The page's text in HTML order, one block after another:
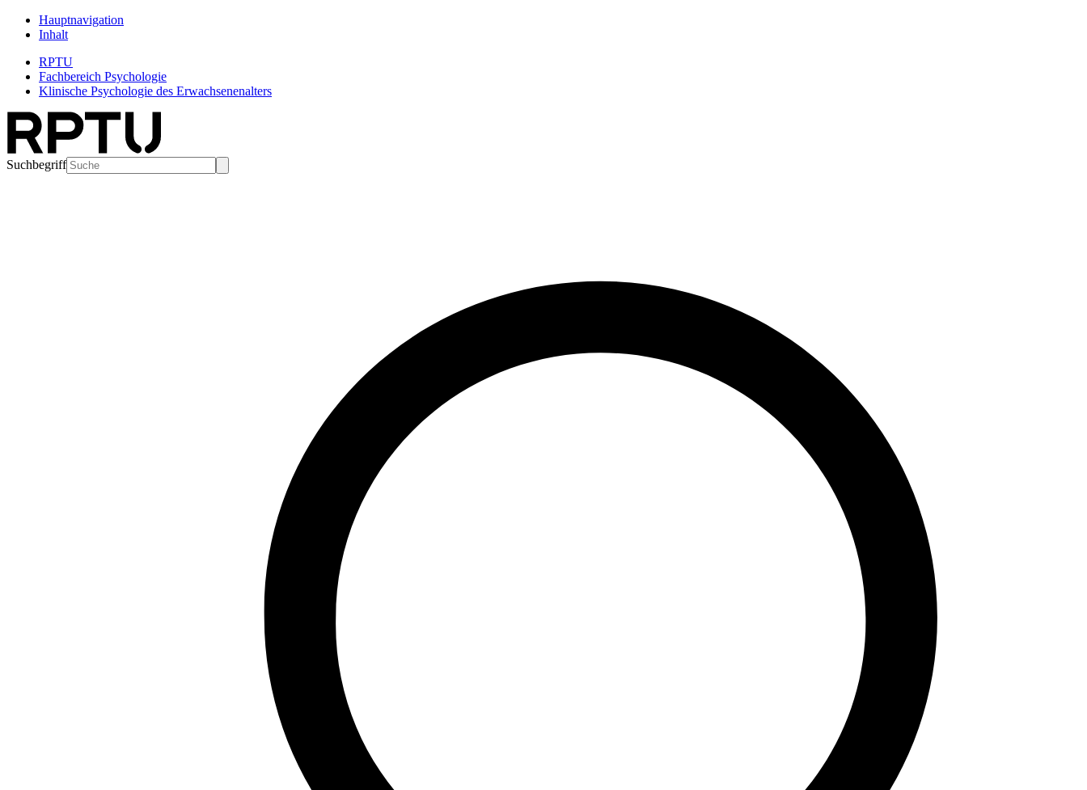
Hauptnavigation
Inhalt
RPTU
Fachbereich Psychologie
Klinische Psychologie des Erwachsenenalters
Suchbegriff